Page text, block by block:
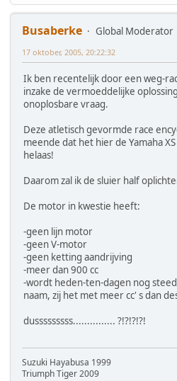
Busaberke
Global Moderator
17 oktober, 2005, 20:22:32
Ik ben recentelijk door een weg-
inzake de vermoeddelijke
onoplosbare vraag.
Deze atletisch gevormde race
meende dat het hier de Yamaha
helaas!
Daarom zal ik de sluier half
De motor in kwestie heeft:
-geen lijn motor
-geen V-motor
-geen ketting aandrijving
-meer dan 900 cc
-wordt heden-ten-dagen nog
naam, zij het met meer cc' s dan
dusssssssss............... ?!?!?!?!
Suzuki Hayabusa 1999
Triumph Tiger 2009